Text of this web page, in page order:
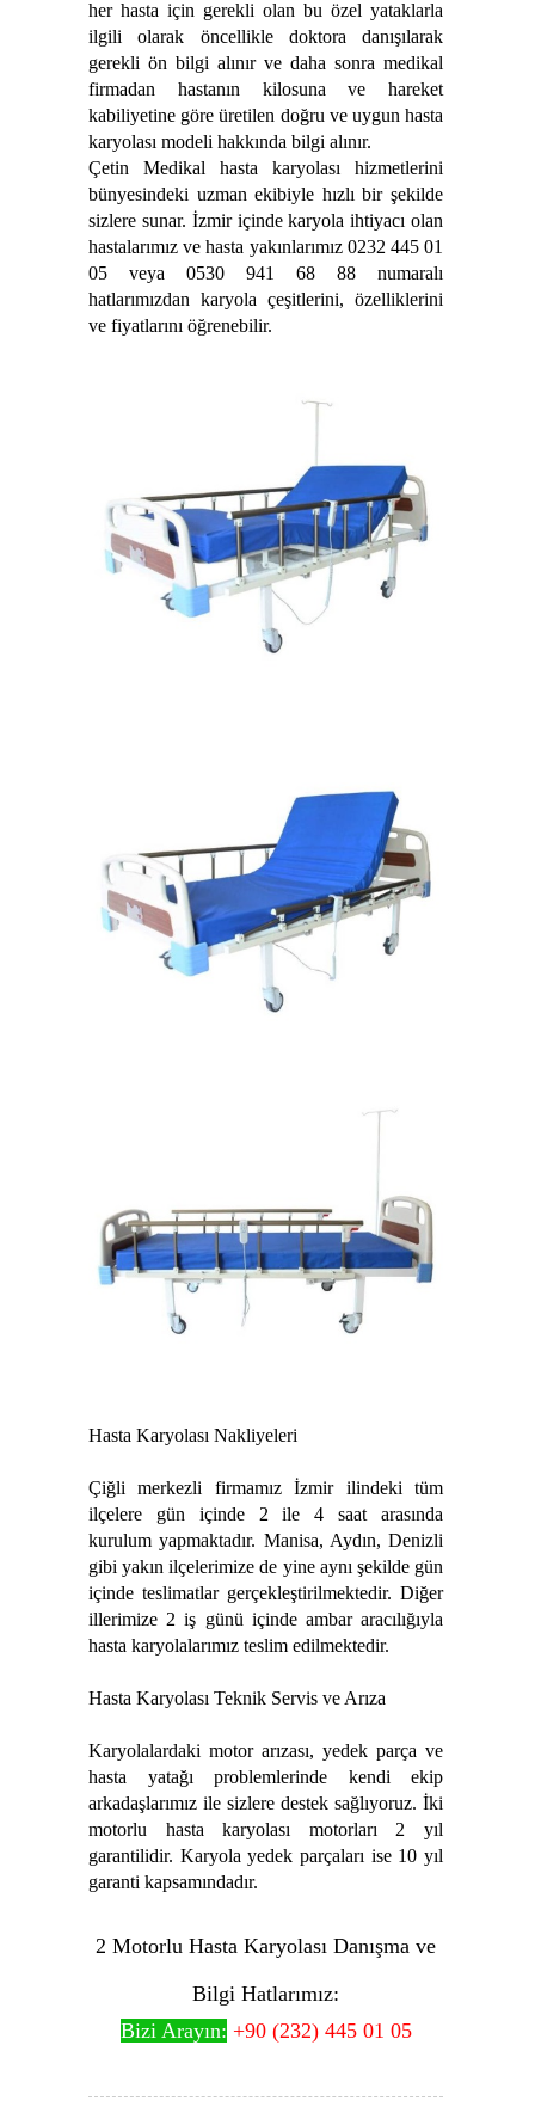
her hasta için gerekli olan bu özel yataklarla
ilgili olarak öncellikle doktora danışılarak
gerekli ön bilgi alınır ve daha sonra medikal
firmadan hastanın kilosuna ve hareket
kabiliyetine göre üretilen doğru ve uygun hasta
karyolası modeli hakkında bilgi alınır.
Çetin Medikal hasta karyolası hizmetlerini
bünyesindeki uzman ekibiyle hızlı bir şekilde
sizlere sunar. İzmir içinde karyola ihtiyacı olan
hastalarımız ve hasta yakınlarımız 0232 445 01
05 veya 0530 941 68 88 numaralı
hatlarımızdan karyola çeşitlerini, özelliklerini
ve fiyatlarını öğrenebilir.
Hasta Karyolası Nakliyeleri
Çiğli merkezli firmamız İzmir ilindeki tüm
ilçelere gün içinde 2 ile 4 saat arasında
kurulum yapmaktadır. Manisa, Aydın, Denizli
gibi yakın ilçelerimize de yine aynı şekilde gün
içinde teslimatlar gerçekleştirilmektedir. Diğer
illerimize 2 iş günü içinde ambar aracılığıyla
hasta karyolalarımız teslim edilmektedir.
Hasta Karyolası Teknik Servis ve Arıza
Karyolalardaki motor arızası, yedek parça ve
hasta yatağı problemlerinde kendi ekip
arkadaşlarımız ile sizlere destek sağlıyoruz. İki
motorlu hasta karyolası motorları 2 yıl
garantilidir. Karyola yedek parçaları ise 10 yıl
garanti kapsamındadır.
2 Motorlu Hasta Karyolası Danışma ve
Bilgi Hatlarımız:
Bizi Arayın: +90 (232) 445 01 05